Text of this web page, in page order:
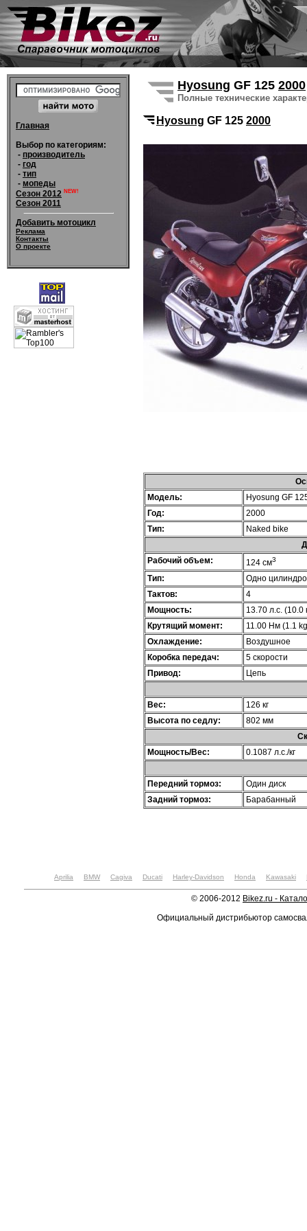
Главная
Выбор по категориям:
- производитель
- год
- тип
- мопеды
Сезон 2012 NEW!
Сезон 2011
Добавить мотоцикл
Реклама
Контакты
О проекте
Hyosung GF 125 2000
Полные технические
Hyosung GF 125 2000
Модель:
Hyosung GF
Год:
2000
Тип:
Naked bike
Рабочий объем:
124 см3
Тип:
Одно
Тактов:
4
Мощность:
13.70 л.с. (10.0
Крутящий момент:
11.00 Нм (1.1
Охлаждение:
Воздушное
Коробка передач:
5 скорости
Привод:
Цепь
Вес:
126 кг
Высота по седлу:
802 мм
Мощность/Вес:
0.1087 л.с./кг
Передний тормоз:
Один диск
Задний тормоз:
Барабанный
Aprilia BMW Cagiva Ducati Harley-Davidson Honda Kawasaki
© 2006-2012 Bikez.ru -
Официальный дистрибьютор